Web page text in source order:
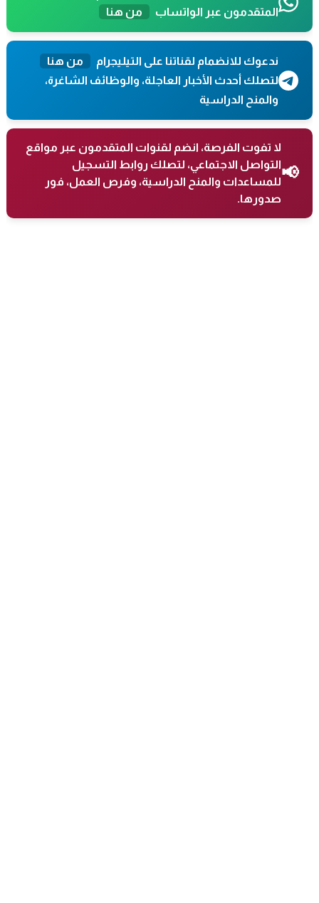
المتقدمون عبر الواتساب
من هنا
ندعوك للانضمام لقناتنا على التيليجرام
من هنا
لتصلك أحدث الأخبار العاجلة، والوظائف الشاغرة،
والمنح الدراسية
📢
لا تفوت الفرصة، انضم لقنوات المتقدمون عبر مواقع
التواصل الاجتماعي، لتصلك روابط التسجيل
للمساعدات والمنح الدراسية، وفرص العمل، فور
صدورها.